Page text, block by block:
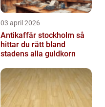
03 april 2026
Antikaffär stockholm så
hittar du rätt bland
stadens alla guldkorn